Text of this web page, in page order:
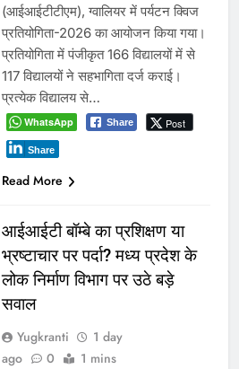
(आईआईटीटीएम), ग्वालियर में पर्यटन क्विज
प्रतियोगिता-2026 का आयोजन किया गया।
प्रतियोगिता में पंजीकृत 166 विद्यालयों में से
117 विद्यालयों ने सहभागिता दर्ज कराई।
प्रत्येक विद्यालय से…
WhatsApp Share Post
Share
Read More
आईआईटी बॉम्बे का प्रशिक्षण या
भ्रष्टाचार पर पर्दा? मध्य प्रदेश के
लोक निर्माण विभाग पर उठे बड़े
सवाल
Yugkranti
1 day
ago
0 1 mins